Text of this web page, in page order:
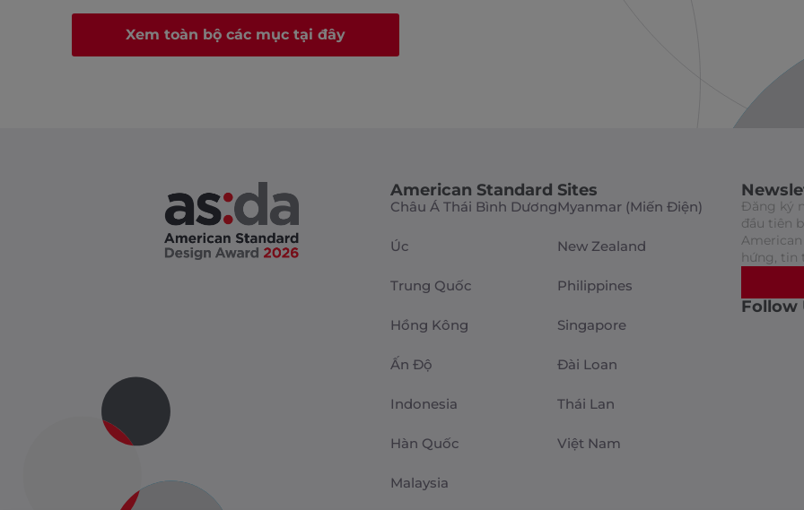
Xem toàn bộ các mục tại đây
American Standard Sites
Châu Á Thái Bình Dương
Úc
Trung Quốc
Hồng Kông
Ấn Độ
Indonesia
Hàn Quốc
Malaysia
Myanmar (Miến Điện)
New Zealand
Philippines
Singapore
Đài Loan
Thái Lan
Việt Nam
Đăng ký
đầu tiên
hứng, tin
Follow